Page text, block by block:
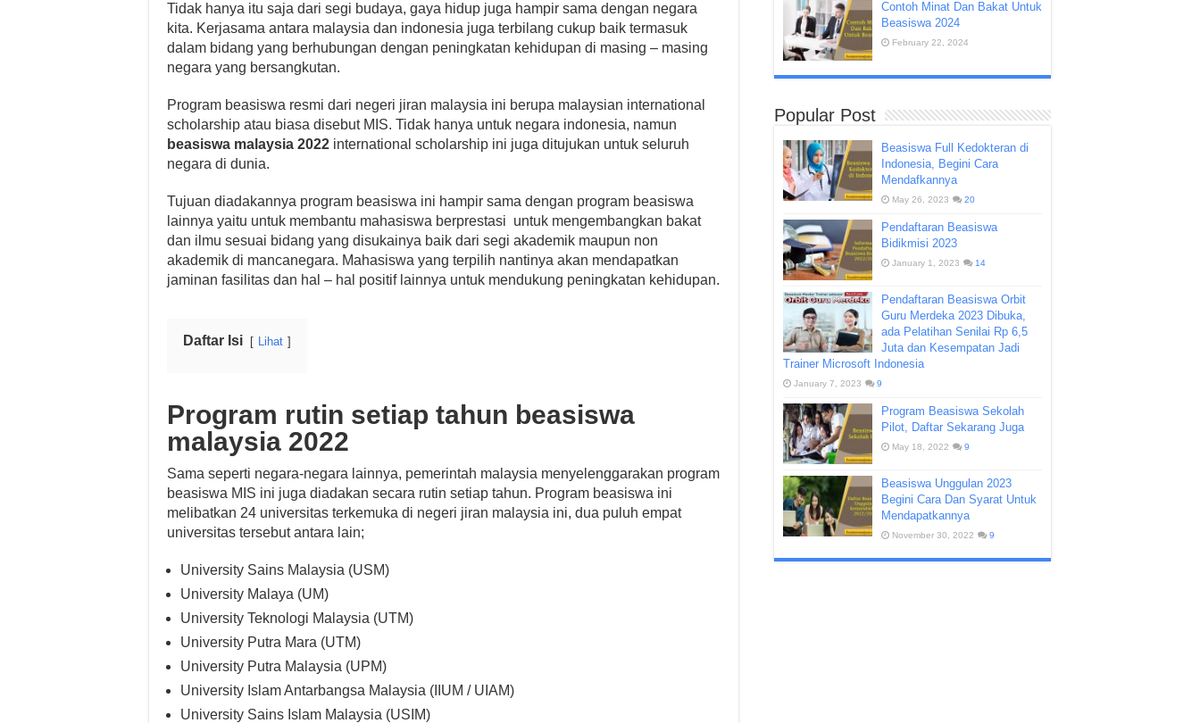
Tidak hanya itu saja dari segi budaya, gaya hidup juga hampir sama dengan negara
kita. Kerjasama antara malaysia dan indonesia juga terbilang cukup baik termasuk
dalam bidang yang berhubungan dengan peningkatan kehidupan di masing – masing
negara yang bersangkutan.
Program beasiswa resmi dari negeri jiran malaysia ini berupa malaysian international
scholarship atau biasa disebut MIS. Tidak hanya untuk negara indonesia, namun
beasiswa malaysia 2022 international scholarship ini juga ditujukan untuk seluruh
negara di dunia.
Tujuan diadakannya program beasiswa ini hampir sama dengan program beasiswa
lainnya yaitu untuk membantu mahasiswa berprestasi untuk mengembangkan bakat
dan ilmu sesuai bidang yang disukainya baik dari segi akademik maupun non
akademik di mancanegara. Mahasiswa yang terpilih nantinya akan mendapatkan
jaminan fasilitas dan hal – hal positif lainnya untuk mendukung peningkatan kehidupan.
Daftar Isi Lihat
Program rutin setiap tahun beasiswa
malaysia 2022
Sama seperti negara-negara lainnya, pemerintah malaysia menyelenggarakan program
beasiswa MIS ini juga diadakan secara rutin setiap tahun. Program beasiswa ini
melibatkan 24 universitas terkemuka di negeri jiran malaysia ini, dua puluh empat
universitas tersebut antara lain;
University Sains Malaysia (USM)
University Malaya (UM)
University Teknologi Malaysia (UTM)
University Putra Mara (UTM)
University Putra Malaysia (UPM)
University Islam Antarbangsa Malaysia (IIUM / UIAM)
University Sains Islam Malaysia (USIM)
Contoh Minat Dan Bakat Untuk
Beasiswa 2024
February 22, 2024
Popular Post
Beasiswa Full Kedokteran di
Indonesia, Begini Cara
Mendafkannya
May 26, 2023 20
Pendaftaran Beasiswa
Bidikmisi 2023
January 1, 2023 14
Pendaftaran Beasiswa Orbit
Guru Merdeka 2023 Dibuka,
ada Pelatihan Senilai Rp 6,5
Juta dan Kesempatan Jadi
Trainer Microsoft Indonesia
January 7, 2023 9
Program Beasiswa Sekolah
Pilot, Daftar Sekarang Juga
May 18, 2022 9
Beasiswa Unggulan 2023
Begini Cara Dan Syarat Untuk
Mendapatkannya
November 30, 2022 9